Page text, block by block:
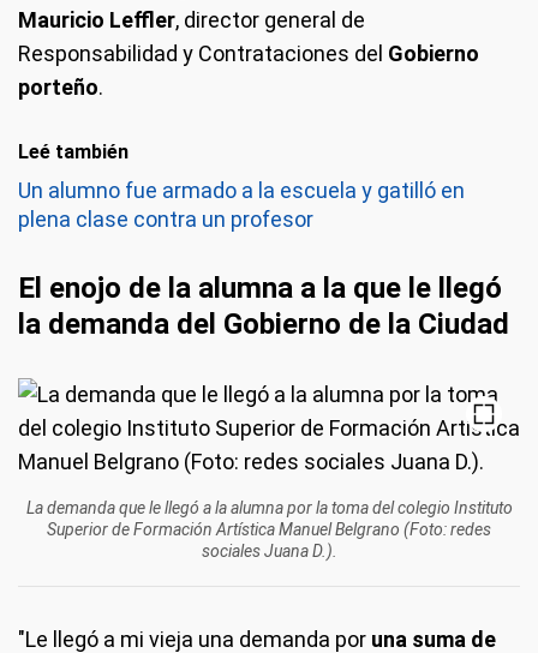
Mauricio Leffler, director general de
Responsabilidad y Contrataciones del Gobierno
porteño.
Leé también
Un alumno fue armado a la escuela y gatilló en
plena clase contra un profesor
El enojo de la alumna a la que le llegó
la demanda del Gobierno de la Ciudad
La demanda que le llegó a la alumna por la toma del colegio Instituto
Superior de Formación Artística Manuel Belgrano (Foto: redes
sociales Juana D.).
"Le llegó a mi vieja una demanda por una suma de